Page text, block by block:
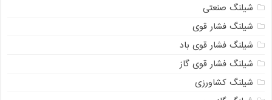
شیلنگ صنعتی
شیلنگ فشار قوی
شیلنگ فشار قوی باد
شیلنگ فشار قوی گاز
شیلنگ کشاورزی